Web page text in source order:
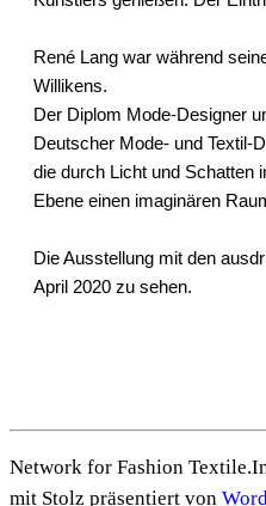
René Lang war während
Willikens.
Der Diplom Mode-Designer
Deutscher Mode- und Textil-
die durch Licht und Schatten
Ebene einen imaginären
Die Ausstellung mit den
April 2020 zu sehen.
Network for Fashion
mit Stolz präsentiert von